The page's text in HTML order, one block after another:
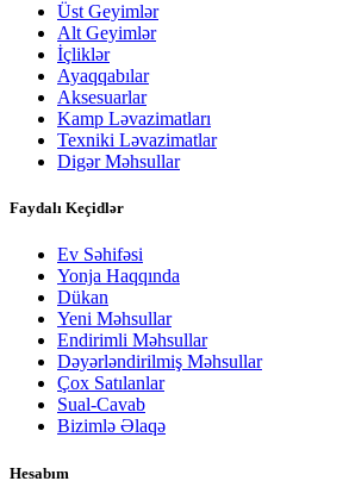
Üst Geyimlər
Alt Geyimlər
İçliklər
Ayaqqabılar
Aksesuarlar
Kamp Ləvazimatları
Texniki Ləvazimatlar
Digər Məhsullar
Faydalı Keçidlər
Ev Səhifəsi
Yonja Haqqında
Dükan
Yeni Məhsullar
Endirimli Məhsullar
Dəyərləndirilmiş Məhsullar
Çox Satılanlar
Sual-Cavab
Bizimlə Əlaqə
Hesabım